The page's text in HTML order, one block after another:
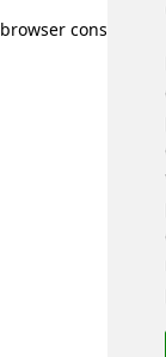
browser console for